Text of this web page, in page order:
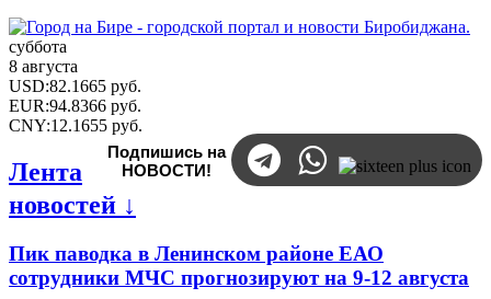
суббота
8 августа
USD:82.1665 руб.
EUR:94.8366 руб.
CNY:12.1655 руб.
Подпишись на
НОВОСТИ!
Лента
новостей ↓
Пик паводка в Ленинском районе ЕАО
сотрудники МЧС прогнозируют на 9-12 августа